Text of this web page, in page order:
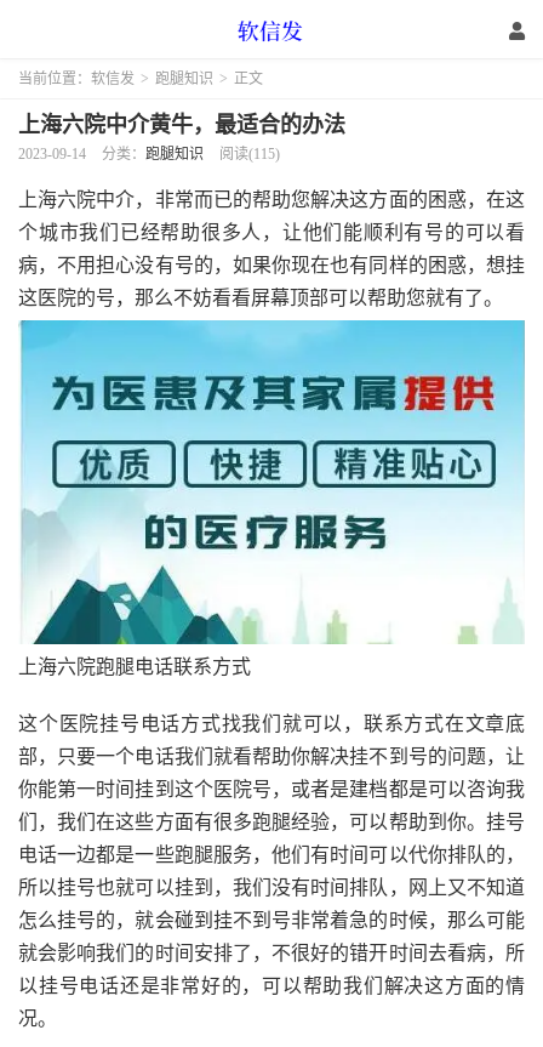
当前位置： 软信发 > 跑腿知识 > 正文
上海六院中介黄牛，最适合的办法
2023-09-14 分类： 跑腿知识 阅读(115)
上海六院中介，非常而已的帮助您解决这方面的困惑，在这
个城市我们已经帮助很多人，让他们能顺利有号的可以看
病，不用担心没有号的，如果你现在也有同样的困惑，想挂
这医院的号，那么不妨看看屏幕顶部可以帮助您就有了。
上海六院跑腿电话联系方式
这个医院挂号电话方式找我们就可以，联系方式在文章底
部，只要一个电话我们就看帮助你解决挂不到号的问题，让
你能第一时间挂到这个医院号，或者是建档都是可以咨询我
们，我们在这些方面有很多跑腿经验，可以帮助到你。挂号
电话一边都是一些跑腿服务，他们有时间可以代你排队的，
所以挂号也就可以挂到，我们没有时间排队，网上又不知道
怎么挂号的，就会碰到挂不到号非常着急的时候，那么可能
就会影响我们的时间安排了，不很好的错开时间去看病，所
以挂号电话还是非常好的，可以帮助我们解决这方面的情
况。